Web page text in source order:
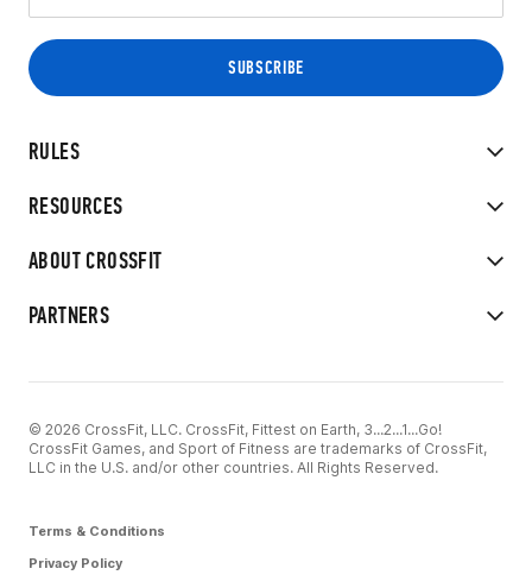
RULES
RESOURCES
ABOUT CROSSFIT
PARTNERS
© 2026 CrossFit, LLC. CrossFit, Fittest on Earth, 3...2...1...Go!
CrossFit Games, and Sport of Fitness are trademarks of CrossFit,
LLC in the U.S. and/or other countries. All Rights Reserved.
Terms & Conditions
Privacy Policy